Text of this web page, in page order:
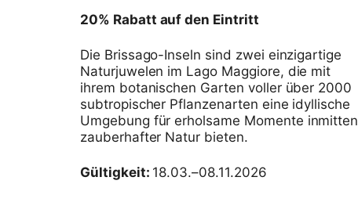
20% Rabatt auf den Eintritt
Die Brissago-Inseln sind zwei einzigartige
Naturjuwelen im Lago Maggiore, die mit
ihrem botanischen Garten voller über 2000
subtropischer Pflanzenarten eine idyllische
Umgebung für erholsame Momente inmitten
zauberhafter Natur bieten.
Gültigkeit: 18.03.–08.11.2026